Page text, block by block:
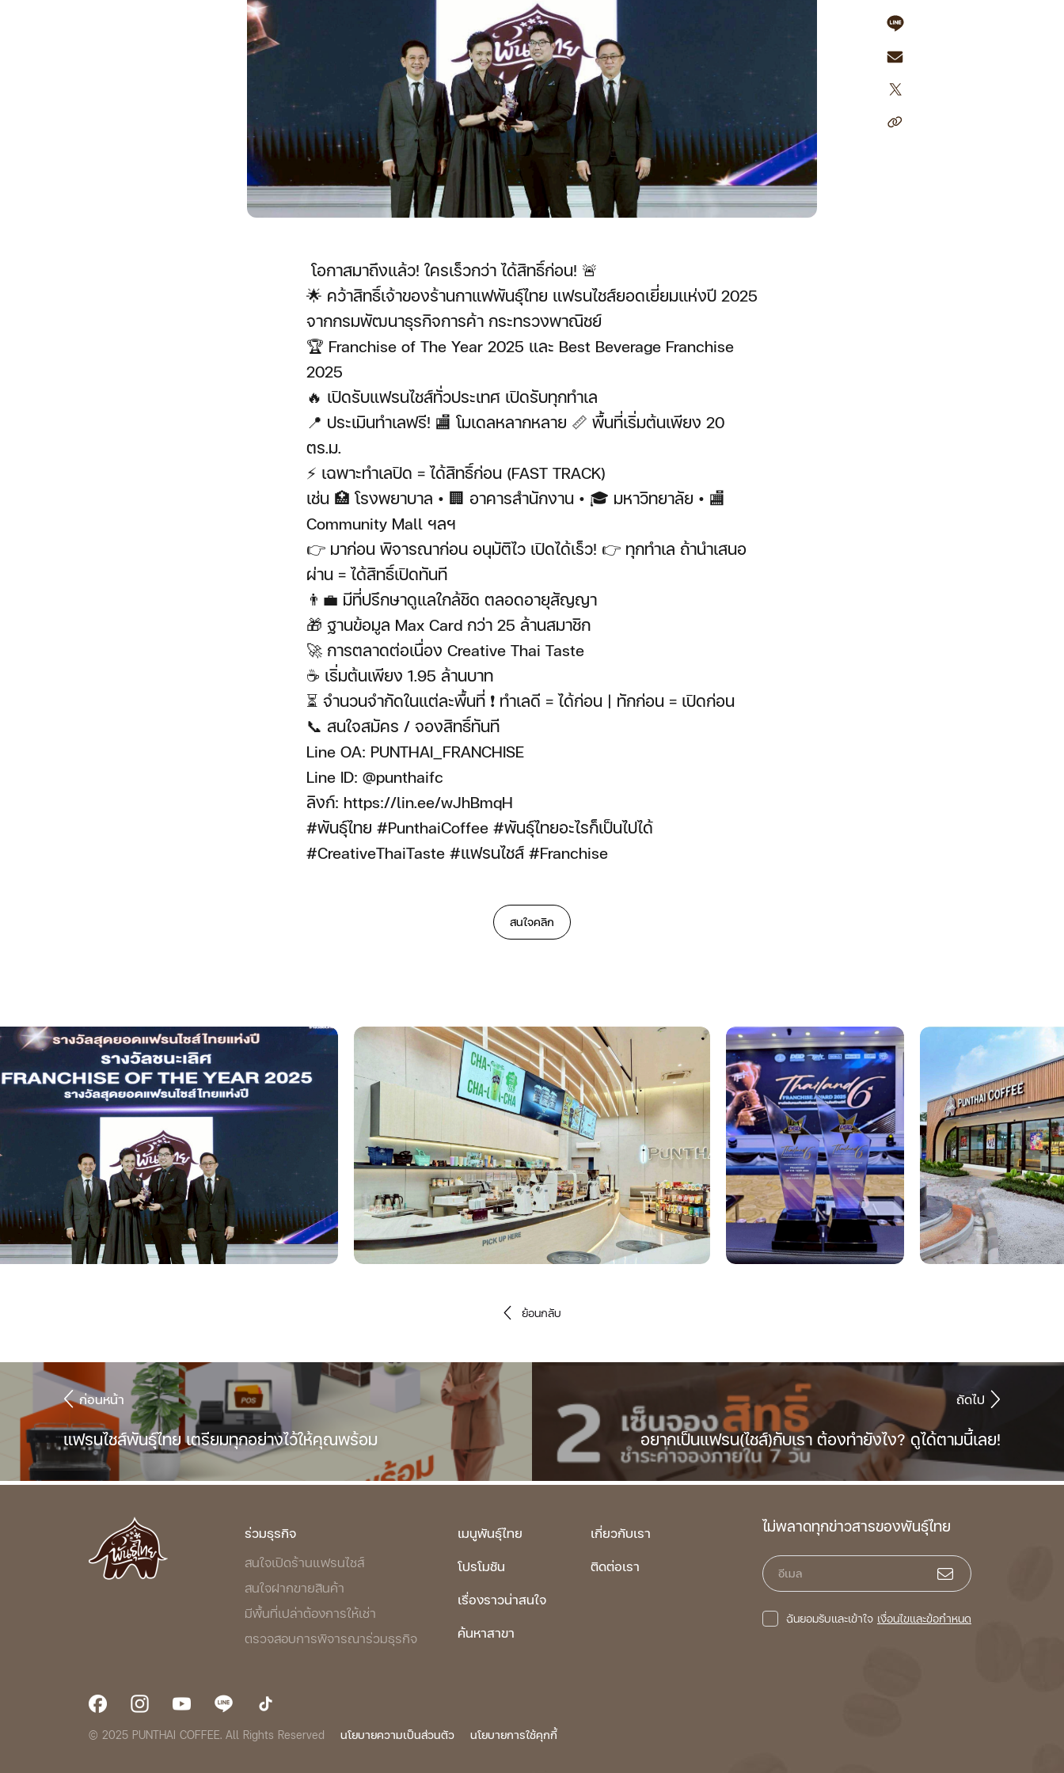
โอกาสมาถึงแล้ว! ใครเร็วกว่า ได้สิทธิ์ก่อน! 🚨
🌟 คว้าสิทธิ์เจ้าของร้านกาแฟพันธุ์ไทย แฟรนไชส์ยอดเยี่ยมแห่งปี 2025
จากกรมพัฒนาธุรกิจการค้า กระทรวงพาณิชย์
🏆 Franchise of The Year 2025 และ Best Beverage Franchise
2025
🔥 เปิดรับแฟรนไชส์ทั่วประเทศ เปิดรับทุกทำเล
📍 ประเมินทำเลฟรี! 🏬 โมเดลหลากหลาย 📏 พื้นที่เริ่มต้นเพียง 20
ตร.ม.
⚡ เฉพาะทำเลปิด = ได้สิทธิ์ก่อน (FAST TRACK)
เช่น 🏥 โรงพยาบาล • 🏢 อาคารสำนักงาน • 🎓 มหาวิทยาลัย • 🏬
Community Mall ฯลฯ
👉 มาก่อน พิจารณาก่อน อนุมัติไว เปิดได้เร็ว! 👉 ทุกทำเล ถ้านำเสนอ
ผ่าน = ได้สิทธิ์เปิดทันที
👨‍💼 มีที่ปรึกษาดูแลใกล้ชิด ตลอดอายุสัญญา
🎁 ฐานข้อมูล Max Card กว่า 25 ล้านสมาชิก
🚀 การตลาดต่อเนื่อง Creative Thai Taste
☕ เริ่มต้นเพียง 1.95 ล้านบาท
⏳ จำนวนจำกัดในแต่ละพื้นที่ ❗ ทำเลดี = ได้ก่อน | ทักก่อน = เปิดก่อน
📞 สนใจสมัคร / จองสิทธิ์ทันที
Line OA: PUNTHAI_FRANCHISE
Line ID: @punthaifc
ลิงก์: https://lin.ee/wJhBmqH
#พันธุ์ไทย #PunthaiCoffee #พันธุ์ไทยอะไรก็เป็นไปได้
#CreativeThaiTaste #แฟรนไชส์ #Franchise
สนใจคลิก
ย้อนกลับ
ก่อนหน้า
แฟรนไชส์พันธุ์ไทย เตรียมทุกอย่างไว้ให้คุณพร้อม
ถัดไป
อยากเป็นแฟรน(ไชส์)กับเรา ต้องทำยังไง? ดูได้ตามนี้เลย!
ร่วมธุรกิจ
สนใจเปิดร้านแฟรนไชส์
สนใจฝากขายสินค้า
มีพื้นที่เปล่าต้องการให้เช่า
ตรวจสอบการพิจารณาร่วมธุรกิจ
เมนูพันธุ์ไทย
โปรโมชัน
เรื่องราวน่าสนใจ
ค้นหาสาขา
เกี่ยวกับเรา
ติดต่อเรา
ไม่พลาดทุกข่าวสารของพันธุ์ไทย
อีเมล
ฉันยอมรับและเข้าใจ เงื่อนไขและข้อกำหนด
© 2025 PUNTHAI COFFEE. All Rights Reserved นโยบายความเป็นส่วนตัว นโยบายการใช้คุกกี้